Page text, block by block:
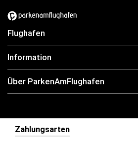
Flughafen
Information
Über ParkenAmFlughafen
Zahlungsarten